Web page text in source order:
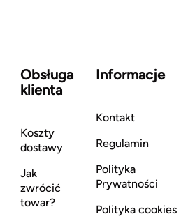
Obsługa
klienta
Koszty
dostawy
Jak
zwrócić
towar?
Informacje
Kontakt
Regulamin
Polityka
Prywatności
Polityka cookies